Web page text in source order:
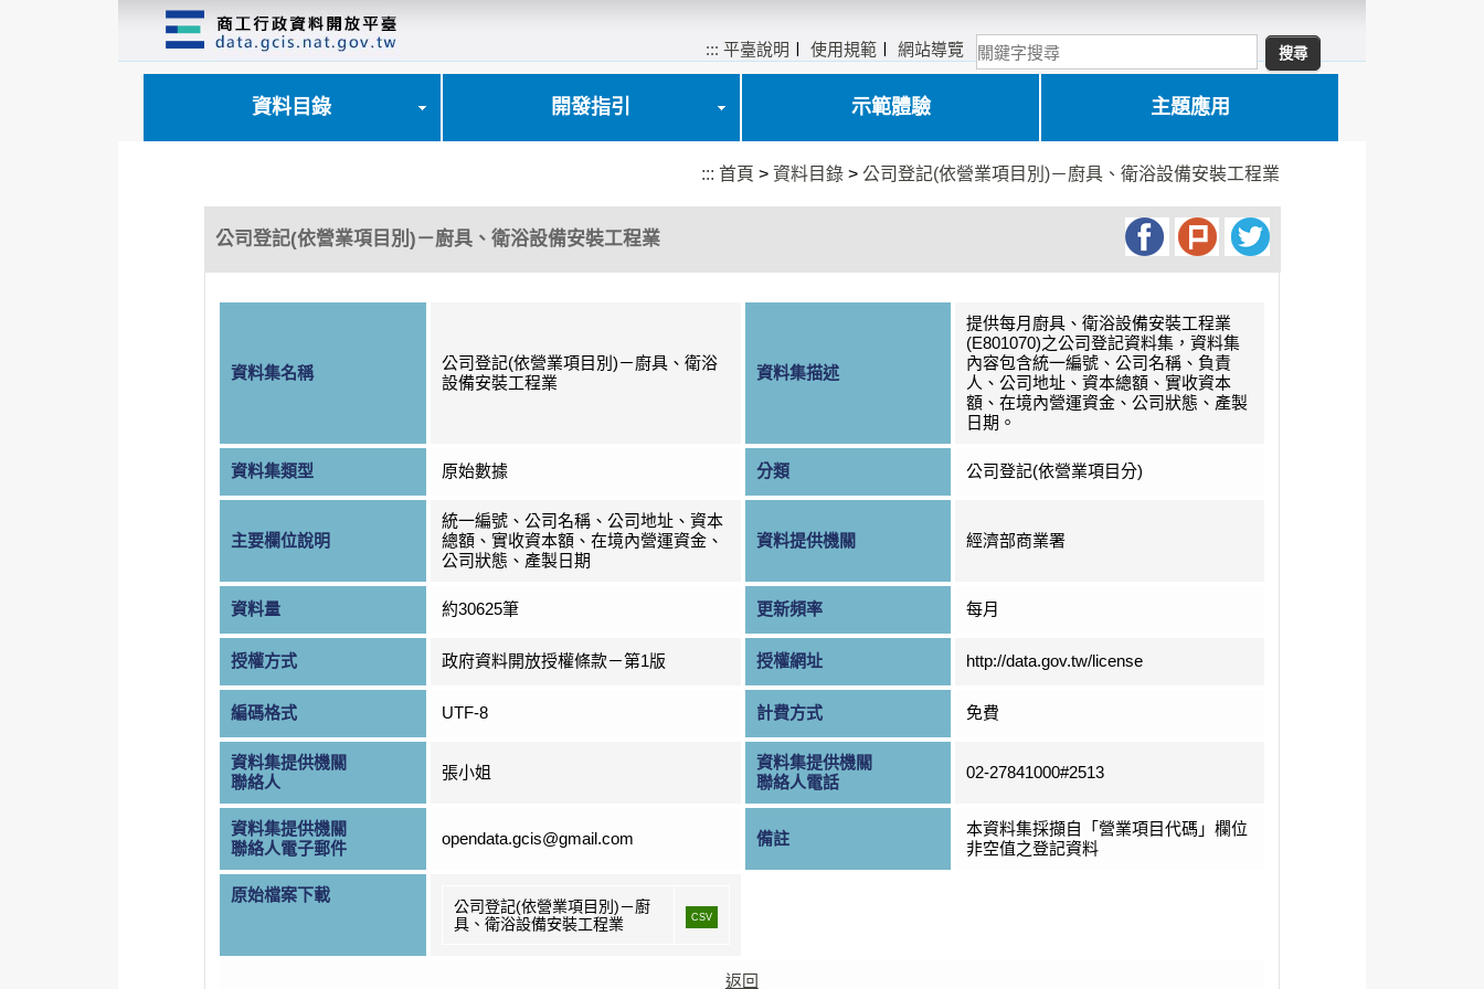
::: 平臺說明 〡使用規範 〡網站導覽
資料目錄 開發指引 示範體驗 主題應用
::: 首頁 >資料目錄 >公司登記(依營業項目別)－廚具、衛浴設備安裝工程業
公司登記(依營業項目別)－廚具、衛浴設備安裝工程業
資料集名稱
公司登記(依營業項目別)－廚具、衛浴
設備安裝工程業
資料集描述
提供每月廚具、衛浴設備安裝工程業
(E801070)之公司登記資料集，資料集
內容包含統一編號、公司名稱、負責
人、公司地址、資本總額、實收資本
額、在境內營運資金、公司狀態、產製
日期。
資料集類型 原始數據 分類 公司登記(依營業項目分)
主要欄位說明
統一編號、公司名稱、公司地址、資本
總額、實收資本額、在境內營運資金、
公司狀態、產製日期
資料提供機關 經濟部商業署
資料量 約30625筆 更新頻率 每月
授權方式 政府資料開放授權條款－第1版 授權網址 http://data.gov.tw/license
編碼格式 UTF-8 計費方式 免費
資料集提供機關
聯絡人
張小姐
資料集提供機關
聯絡人電話
02-27841000#2513
資料集提供機關
聯絡人電子郵件
opendata.gcis@gmail.com 備註
本資料集採擷自「營業項目代碼」欄位
非空值之登記資料
原始檔案下載
公司登記(依營業項目別)－廚
具、衛浴設備安裝工程業
CSV
返回